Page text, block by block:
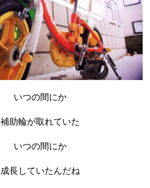
いつの間にか
補助輪が取れていた
いつの間にか
成長していたんだね